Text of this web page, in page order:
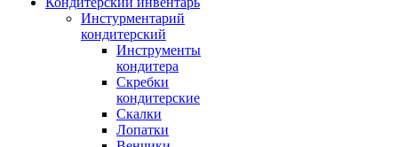
Инстурментарий
кондитерский
Инструменты
кондитера
Скребки
кондитерские
Скалки
Лопатки